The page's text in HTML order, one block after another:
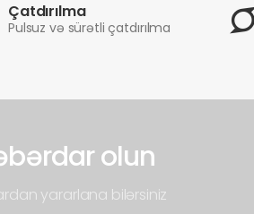
Çatdırılma
Pulsuz və sürətli çatdırılma
olun
yararlana bilərsiniz